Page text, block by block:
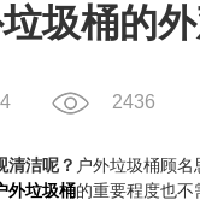
圾桶的
2436
清洁呢？ 户外垃圾桶顾
外垃圾桶的重要程度也不